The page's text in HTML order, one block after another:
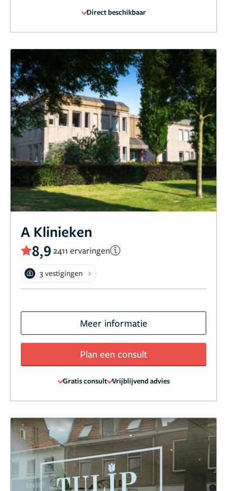
Direct beschikbaar
A Klinieken
8,9 2411 ervaringen
3 vestigingen
Meer informatie
Plan een consult
Gratis consult Vrijblijvend advies